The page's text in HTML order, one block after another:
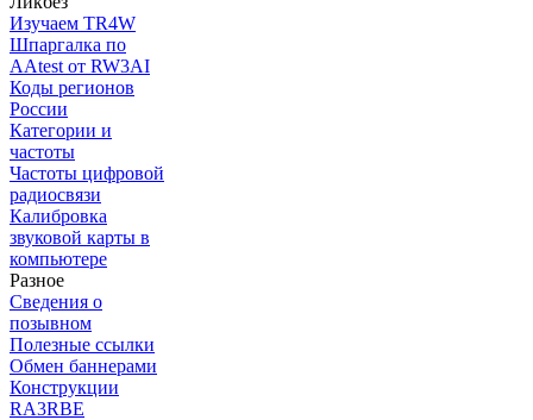
Изучаем TR4W
Шпаргалка по
AAtest от RW3AI
Коды регионов
России
Категории и
частоты
Частоты цифровой
радиосвязи
Калибровка
звуковой карты в
компьютере
Разное
Сведения о
позывном
Полезные ссылки
Обмен баннерами
Конструкции
RA3RBE